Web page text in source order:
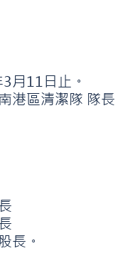
月11日止。
港區清潔隊 隊長
長。